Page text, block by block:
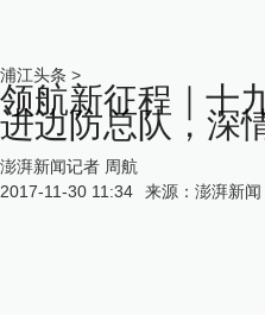
浦江头条 >
领航新征程｜十
进边防总队，深
澎湃新闻记者 周航
2017-11-30 11:34
来源： 澎湃新闻